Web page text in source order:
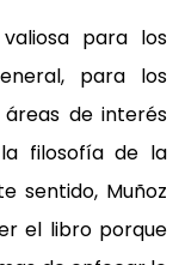
para los
para los
de interés
filosofía de la
sentido, Muñoz
el libro porque